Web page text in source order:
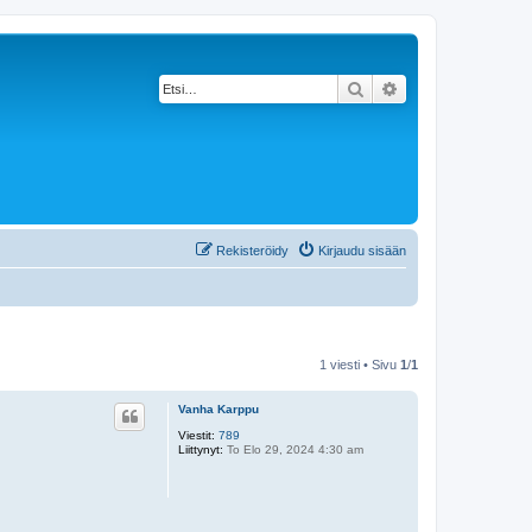
Etsi
Kirjaudu sisään
Rekisteröidy
1 viesti • Sivu 1/1
Vanha Karppu
Viestit: 789
Liittynyt: To Elo 29, 2024 4:30 am